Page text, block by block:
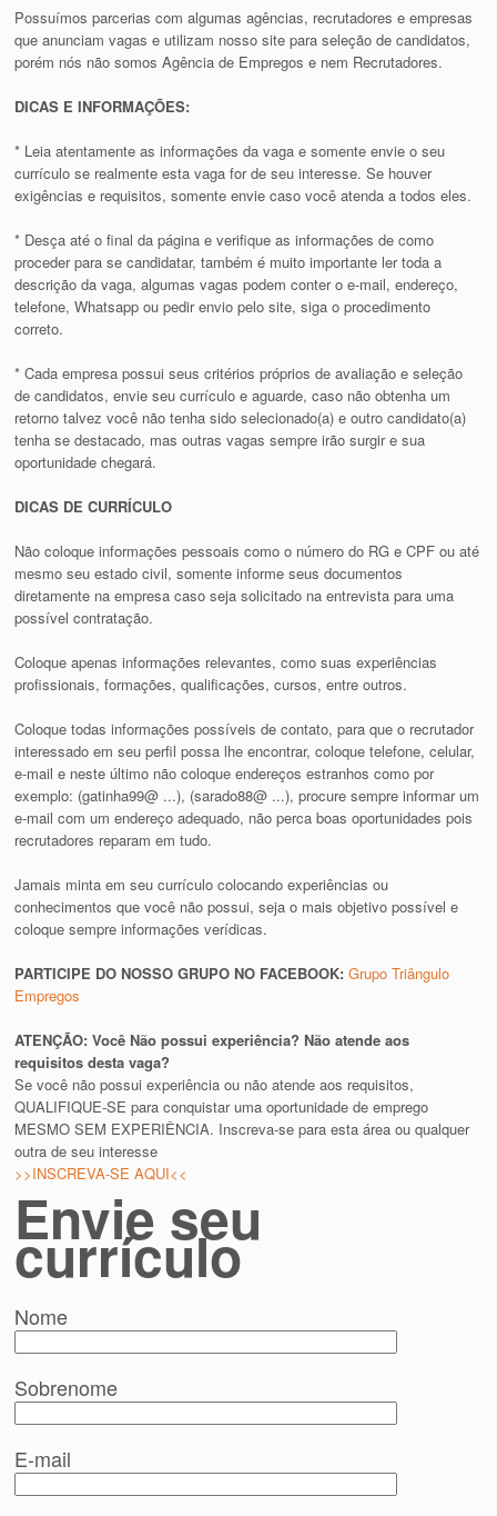
Possuímos parcerias com algumas agências, recrutadores e empresas
que anunciam vagas e utilizam nosso site para seleção de candidatos,
porém nós não somos Agência de Empregos e nem Recrutadores.
DICAS E INFORMAÇÕES:
* Leia atentamente as informações da vaga e somente envie o seu
currículo se realmente esta vaga for de seu interesse. Se houver
exigências e requisitos, somente envie caso você atenda a todos eles.
* Desça até o final da página e verifique as informações de como
proceder para se candidatar, também é muito importante ler toda a
descrição da vaga, algumas vagas podem conter o e-mail, endereço,
telefone, Whatsapp ou pedir envio pelo site, siga o procedimento
correto.
* Cada empresa possui seus critérios próprios de avaliação e seleção
de candidatos, envie seu currículo e aguarde, caso não obtenha um
retorno talvez você não tenha sido selecionado(a) e outro candidato(a)
tenha se destacado, mas outras vagas sempre irão surgir e sua
oportunidade chegará.
DICAS DE CURRÍCULO
Não coloque informações pessoais como o número do RG e CPF ou até
mesmo seu estado civil, somente informe seus documentos
diretamente na empresa caso seja solicitado na entrevista para uma
possível contratação.
Coloque apenas informações relevantes, como suas experiências
profissionais, formações, qualificações, cursos, entre outros.
Coloque todas informações possíveis de contato, para que o recrutador
interessado em seu perfil possa lhe encontrar, coloque telefone, celular,
e-mail e neste último não coloque endereços estranhos como por
exemplo: (gatinha99@ ...), (sarado88@ ...), procure sempre informar um
e-mail com um endereço adequado, não perca boas oportunidades pois
recrutadores reparam em tudo.
Jamais minta em seu currículo colocando experiências ou
conhecimentos que você não possui, seja o mais objetivo possível e
coloque sempre informações verídicas.
PARTICIPE DO NOSSO GRUPO NO FACEBOOK:Grupo Triângulo
Empregos
ATENÇÃO: Você Não possui experiência? Não atende aos
requisitos desta vaga?
Se você não possui experiência ou não atende aos requisitos,
QUALIFIQUE-SE para conquistar uma oportunidade de emprego
MESMO SEM EXPERIÊNCIA. Inscreva-se para esta área ou qualquer
outra de seu interesse
>>INSCREVA-SE AQUI<<
Envie seu
currículo
Nome
Sobrenome
E-mail